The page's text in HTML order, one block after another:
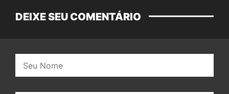
DEIXE SEU COMENTÁRIO